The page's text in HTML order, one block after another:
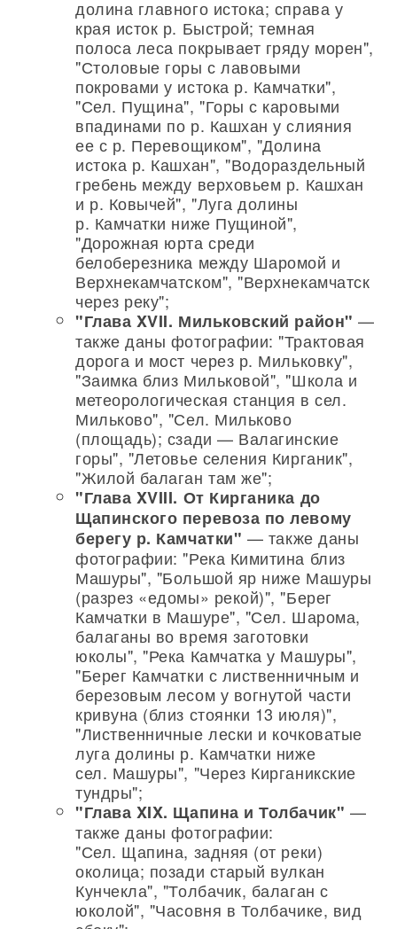
долина главного истока; справа у
края исток р. Быстрой; темная
полоса леса покрывает гряду морен",
"Столовые горы с лавовыми
покровами у истока р. Камчатки",
"Сел. Пущина", "Горы с каровыми
впадинами по р. Кашхан у слияния
ее с р. Перевощиком", "Долина
истока р. Кашхан", "Водораздельный
гребень между верховьем р. Кашхан
и р. Ковычей", "Луга долины
р. Камчатки ниже Пущиной",
"Дорожная юрта среди
белоберезника между Шаромой и
Верхнекамчатском", "Верхнекамчатск
через реку";
"Глава XVII. Мильковский район" —
также даны фотографии: "Трактовая
дорога и мост через р. Мильковку",
"Заимка близ Мильковой", "Школа и
метеорологическая станция в сел.
Мильково", "Сел. Мильково
(площадь); сзади — Валагинские
горы", "Летовье селения Кирганик",
"Жилой балаган там же";
"Глава XVIII. От Кирганика до
Щапинского перевоза по левому
берегу р. Камчатки" — также даны
фотографии: "Река Кимитина близ
Машуры", "Большой яр ниже Машуры
(разрез «едомы» рекой)", "Берег
Камчатки в Машуре", "Сел. Шарома,
балаганы во время заготовки
юколы", "Река Камчатка у Машуры",
"Берег Камчатки с лиственничным и
березовым лесом у вогнутой части
кривуна (близ стоянки 13 июля)",
"Лиственничные лески и кочковатые
луга долины р. Камчатки ниже
сел. Машуры", "Через Кирганикские
тундры";
"Глава XIX. Щапина и Толбачик" —
также даны фотографии:
"Сел. Щапина, задняя (от реки)
околица; позади старый вулкан
Кунчекла", "Толбачик, балаган с
юколой", "Часовня в Толбачике, вид